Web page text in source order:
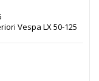
Vespa LX 50-125